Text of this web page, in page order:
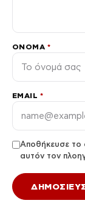
ΌΝΟΜΑ *
EMAIL *
Αποθήκευσε το
αυτόν τον